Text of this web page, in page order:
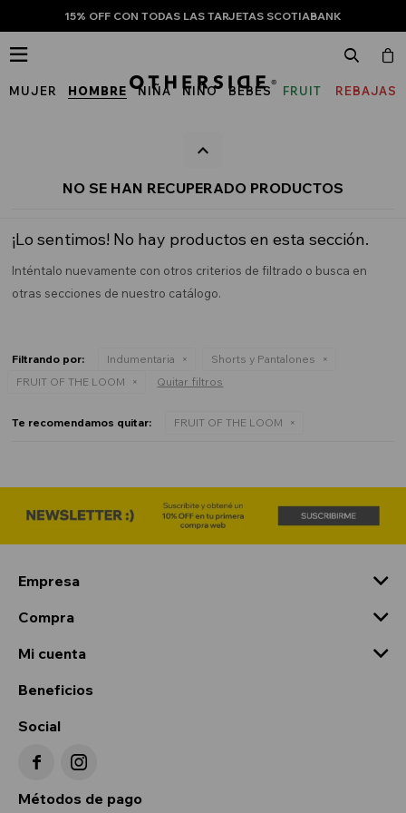
15% OFF CON TODAS LAS TARJETAS SCOTIABANK
MUJER HOMBRE NIÑA NIÑO BEBÉS
FRUIT
REBAJAS

NO SE HAN RECUPERADO PRODUCTOS
¡Lo sentimos! No hay productos en esta sección.
Inténtalo nuevamente con otros criterios de filtrado o busca en
otras secciones de nuestro catálogo.
Filtrando por: Indumentaria
Shorts y Pantalones
FRUIT OF THE LOOM
Quitar filtros
Te recomendamos quitar: FRUIT OF THE LOOM
Empresa
Compra
Mi cuenta
Beneficios
Social
 
Métodos de pago